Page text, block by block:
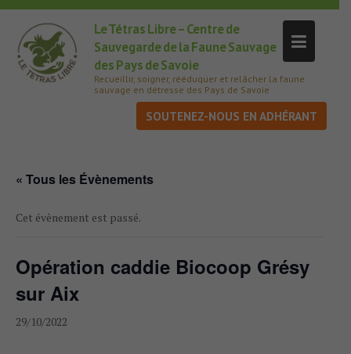
Le Tétras Libre – Centre de
Sauvegarde de la Faune Sauvage
des Pays de Savoie
Recueillir, soigner, rééduquer et relâcher la faune
sauvage en détresse des Pays de Savoie
SOUTENEZ-NOUS
« Tous les Évènements
Cet évènement est passé.
Opération caddie Biocoop Grésy
sur Aix
29/10/2022